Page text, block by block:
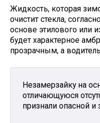
Жидкость, которая
очистит стекла,
основе этилового или
будет характерное
прозрачным, а
Незамерзайку на
отличающуюся
признали опасной и